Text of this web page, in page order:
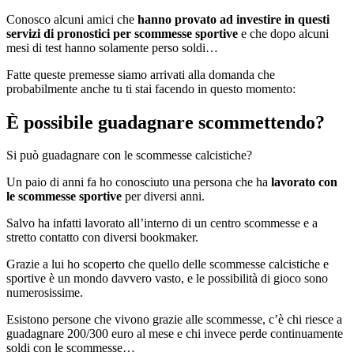
Conosco alcuni amici che hanno provato ad investire in questi
servizi di pronostici per scommesse sportive e che dopo alcuni
mesi di test hanno solamente perso soldi…
Fatte queste premesse siamo arrivati alla domanda che
probabilmente anche tu ti stai facendo in questo momento:
È possibile guadagnare scommettendo?
Si può guadagnare con le scommesse calcistiche?
Un paio di anni fa ho conosciuto una persona che ha lavorato con
le scommesse sportive per diversi anni.
Salvo ha infatti lavorato all’interno di un centro scommesse e a
stretto contatto con diversi bookmaker.
Grazie a lui ho scoperto che quello delle scommesse calcistiche e
sportive è un mondo davvero vasto, e le possibilità di gioco sono
numerosissime.
Esistono persone che vivono grazie alle scommesse, c’è chi riesce a
guadagnare 200/300 euro al mese e chi invece perde continuamente
soldi con le scommesse…